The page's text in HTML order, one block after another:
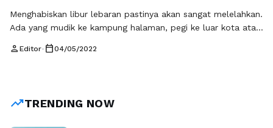
Menghabiskan libur lebaran pastinya akan sangat melelahkan.
Ada yang mudik ke kampung halaman, pegi ke luar kota atau
berkunjung ke rumah sanak saudara, atau sekadar bermalas-
person Editor• calendar_today04/05/2022
trending_upTRENDING NOW